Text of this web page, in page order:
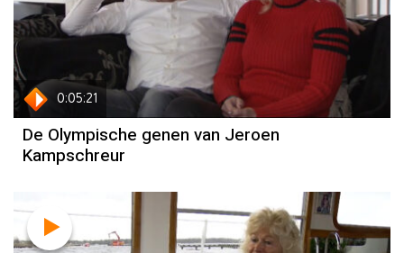
0:05:21
Jeroen Kampschreur
De Olympische genen van Jeroen
Kampschreur